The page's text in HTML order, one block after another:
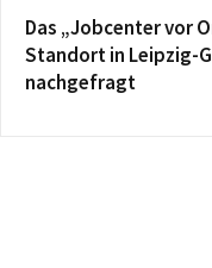
Das „Jobcenter vor
Standort in Leipzig-
nachgefragt